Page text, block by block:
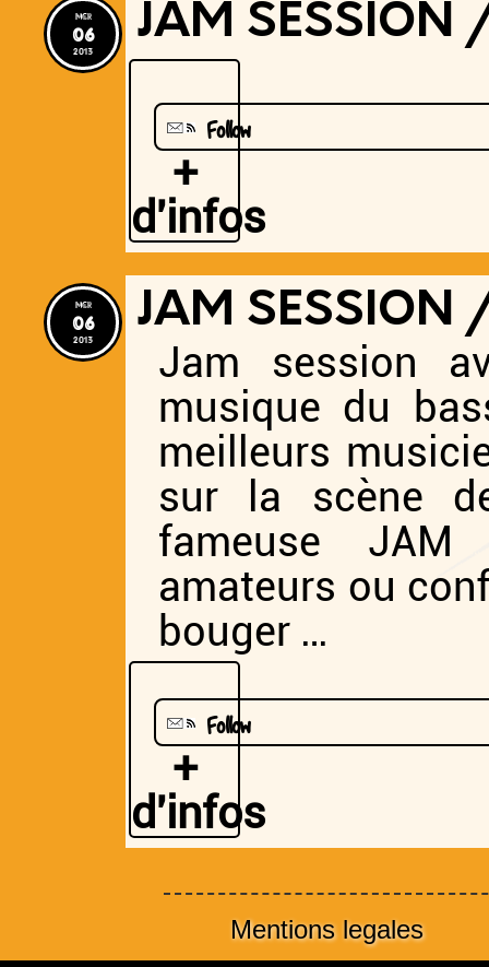
mer
06
2013
JAM SESSION
Follow
+
d'infos
mer
06
2013
JAM SESSION
Jam session
musique du
meilleurs
sur la scène
fameuse JAM
amateurs ou
bouger …
Follow
+
d'infos
Mentions legales